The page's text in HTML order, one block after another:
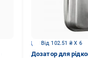
Від 102.51 ₴ X 6
Дозатор для